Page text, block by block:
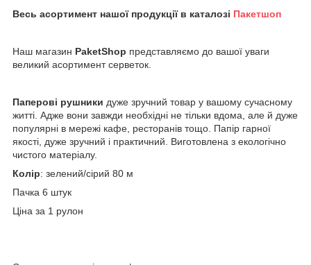
Весь асортимент нашої продукції в каталозі Пакетшоп
Наш магазин PaketShop представляємо до вашої уваги
великий асортимент серветок.
Паперові рушники дуже зручний товар у вашому сучасному
житті. Адже вони завжди необхідні не тільки вдома, але й дуже
популярні в мережі кафе, ресторанів тощо. Папір гарної
якості, дуже зручний і практичний. Виготовлена з екологічно
чистого матеріалу.
Колір: зелений/сірий 80 м
Пачка 6 штук
Ціна за 1 рулон